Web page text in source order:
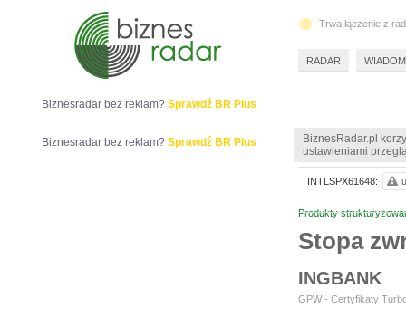
BiznesRadar.pl
ustawieniami
Produkty
Stopa
INGBANK
GPW - Certyfikaty
INTLSPX61648:
Biznesradar bez reklam? Sprawdź BR Plus
Biznesradar bez reklam? Sprawdź BR Plus
Trwa łączenie z
RADAR